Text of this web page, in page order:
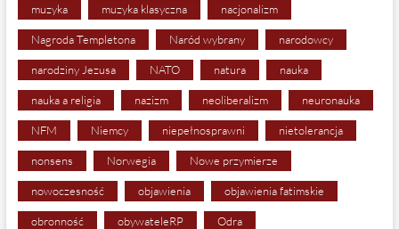
muzyka muzyka klasyczna nacjonalizm
Nagroda Templetona Naród wybrany narodowcy
narodziny Jezusa NATO natura nauka
nauka a religia nazizm neoliberalizm neuronauka
NFM Niemcy niepełnosprawni nietolerancja
nonsens Norwegia Nowe przymierze
nowoczesność objawienia objawienia fatimskie
obronność obywateleRP Odra